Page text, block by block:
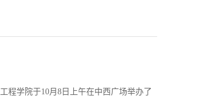
历，他们都着重强调了学习成绩的重要
程学院于10月8日上午在中西广场举办了